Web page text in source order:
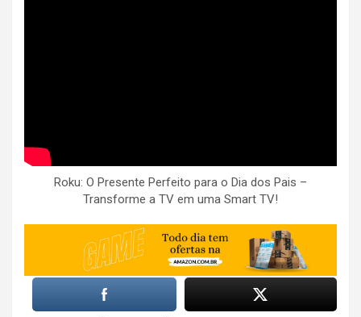
Roku: O Presente Perfeito para o Dia dos Pais –
Transforme a TV em uma Smart TV!